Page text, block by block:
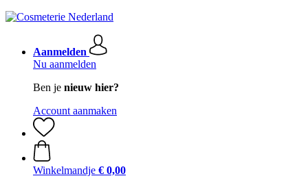
Aanmelden
Nu aanmelden
Ben je nieuw hier?
Account aanmaken
Winkelmandje € 0,00